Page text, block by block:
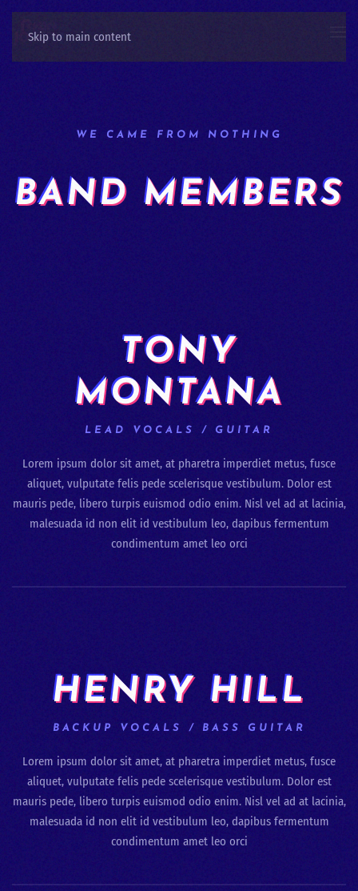
Skip to main content
WE CAME FROM NOTHING
BAND MEMBERS
TONY
MONTANA
LEAD VOCALS / GUITAR
Lorem ipsum dolor sit amet, at pharetra imperdiet metus, fusce
aliquet, vulputate felis pede scelerisque vestibulum. Dolor est
mauris pede, libero turpis euismod odio enim. Nisl vel ad at lacinia,
malesuada id non elit id vestibulum leo, dapibus fermentum
condimentum amet leo orci
HENRY HILL
BACKUP VOCALS / BASS GUITAR
Lorem ipsum dolor sit amet, at pharetra imperdiet metus, fusce
aliquet, vulputate felis pede scelerisque vestibulum. Dolor est
mauris pede, libero turpis euismod odio enim. Nisl vel ad at lacinia,
malesuada id non elit id vestibulum leo, dapibus fermentum
condimentum amet leo orci